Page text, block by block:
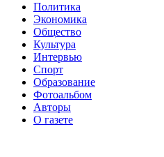
Политика
Экономика
Общество
Культура
Интервью
Спорт
Образование
Фотоальбом
Авторы
О газете